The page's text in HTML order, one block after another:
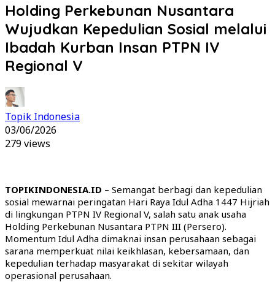
Holding Perkebunan Nusantara
Wujudkan Kepedulian Sosial melalui
Ibadah Kurban Insan PTPN IV
Regional V
Topik Indonesia
03/06/2026
279 views
TOPIKINDONESIA.ID – Semangat berbagi dan kepedulian
sosial mewarnai peringatan Hari Raya Idul Adha 1447 Hijriah
di lingkungan PTPN IV Regional V, salah satu anak usaha
Holding Perkebunan Nusantara PTPN III (Persero).
Momentum Idul Adha dimaknai insan perusahaan sebagai
sarana memperkuat nilai keikhlasan, kebersamaan, dan
kepedulian terhadap masyarakat di sekitar wilayah
operasional perusahaan.